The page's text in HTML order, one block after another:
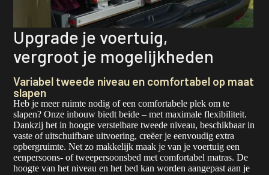
Upgrade je voertuig,
vergroot je mogelijkheden
Variabel tweede niveau en comfortabel op maat
slapen
Heb je meer ruimte nodig of een comfortabele plek om te
slapen? Onze inbouw biedt beide – met maximale flexibiliteit.
Dankzij het in hoogte verstelbare tweede niveau, beschikbaar in
vaste of uitschuifbare uitvoering, creëer je eenvoudig extra
opbergruimte. Net zo makkelijk maak je van je voertuig een
eenpersoons- of tweepersoonsbed met comfortabel matras. De
hoogte van het niveau en het bed kan worden aangepast aan je